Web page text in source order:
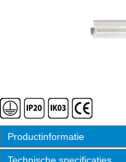
Productinformatie